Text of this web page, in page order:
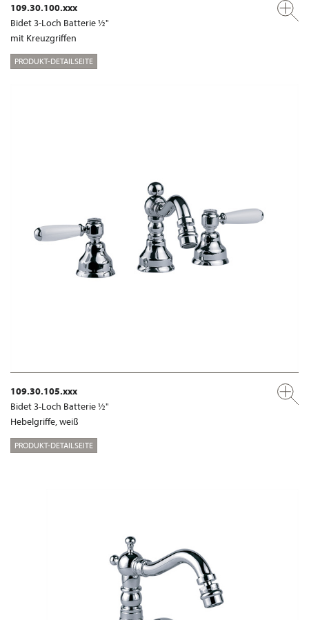
109.30.100.xxx
Bidet 3-Loch Batterie ½"
mit Kreuzgriffen
PRODUKT-DETAILSEITE
109.30.105.xxx
Bidet 3-Loch Batterie ½"
Hebelgriffe, weiß
PRODUKT-DETAILSEITE